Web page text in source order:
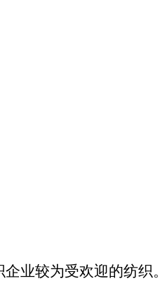
企业较为受欢迎的纺织